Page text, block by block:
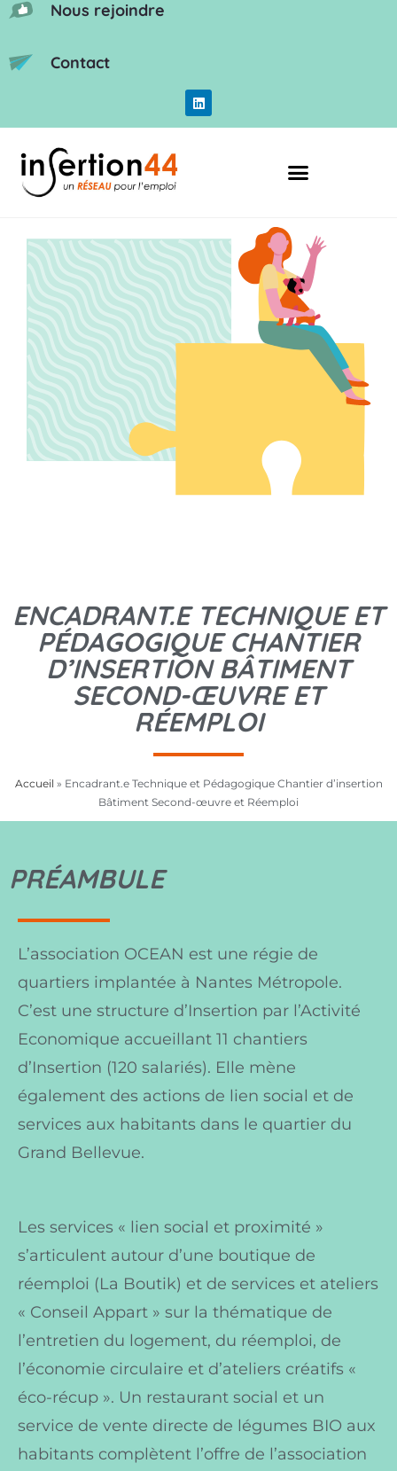
Nous rejoindre
Contact
ENCADRANT.E TECHNIQUE ET
PÉDAGOGIQUE CHANTIER
D’INSERTION BÂTIMENT
SECOND-ŒUVRE ET
RÉEMPLOI
Accueil » Encadrant.e Technique et Pédagogique Chantier d’insertion
Bâtiment Second-œuvre et Réemploi
PRÉAMBULE
L’association OCEAN est une régie de
quartiers implantée à Nantes Métropole.
C’est une structure d’Insertion par l’Activité
Economique accueillant 11 chantiers
d’Insertion (120 salariés). Elle mène
également des actions de lien social et de
services aux habitants dans le quartier du
Grand Bellevue.
Les services « lien social et proximité »
s’articulent autour d’une boutique de
réemploi (La Boutik) et de services et ateliers
« Conseil Appart » sur la thématique de
l’entretien du logement, du réemploi, de
l’économie circulaire et d’ateliers créatifs «
éco-récup ». Un restaurant social et un
service de vente directe de légumes BIO aux
habitants complètent l’offre de l’association